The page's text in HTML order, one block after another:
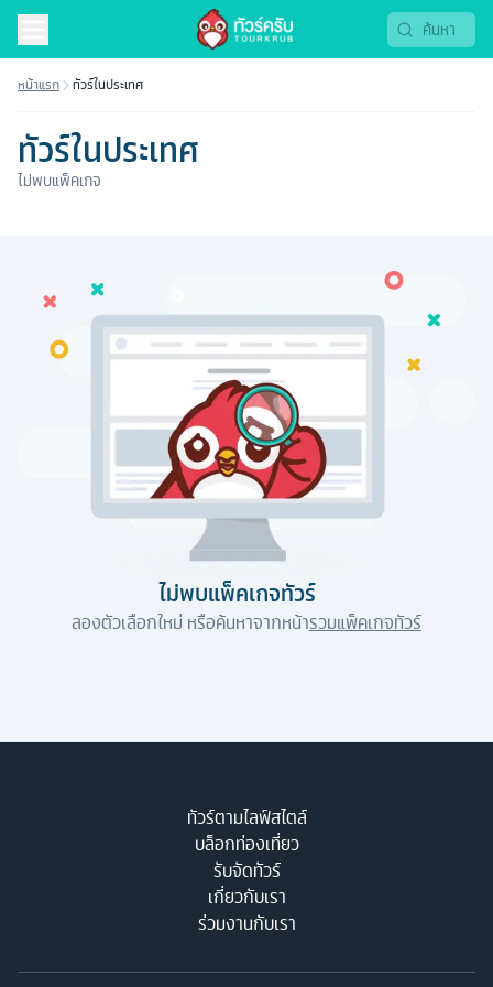
หน้าแรก ทัวร์ในประเทศ
ทัวร์ในประเทศ
ไม่พบแพ็คเกจ
ไม่พบแพ็คเกจทัวร์
ลองตัวเลือกใหม่ หรือค้นหาจากหน้ารวมแพ็คเกจทัวร์
ทัวร์ตามไลฟ์สไตล์
บล็อกท่องเที่ยว
รับจัดทัวร์
เกี่ยวกับเรา
ร่วมงานกับเรา